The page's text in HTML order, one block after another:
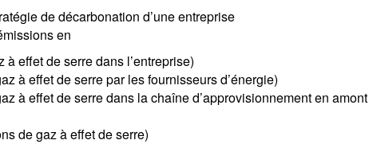
de décarbonation d’une entreprise
en
effet de serre dans l’entreprise)
à effet de serre par les fournisseurs d’énergie)
à effet de serre dans la chaîne d’approvisionnement en
de gaz à effet de serre)